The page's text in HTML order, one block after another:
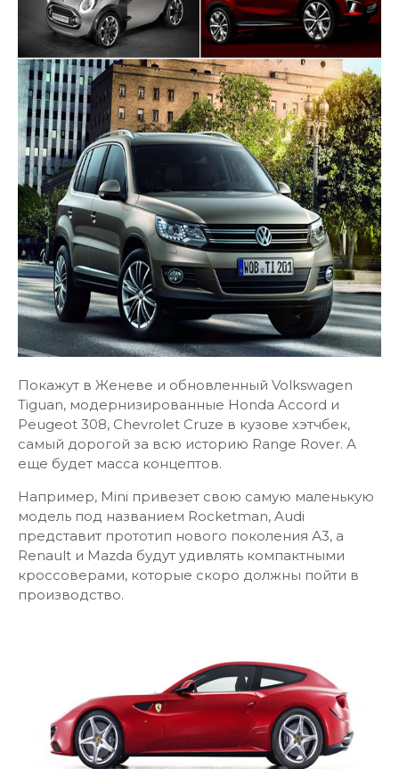
Покажут в Женеве и обновленный Volkswagen
Tiguan, модернизированные Honda Accord и
Peugeot 308, Сhevrolet Cruze в кузове хэтчбек,
самый дорогой за всю историю Range Rover. А
еще будет масса концептов.
Например, Mini привезет свою самую маленькую
модель под названием Rocketman, Audi
представит прототип нового поколения А3, а
Renault и Mazda будут удивлять компактными
кроссоверами, которые скоро должны пойти в
производство.